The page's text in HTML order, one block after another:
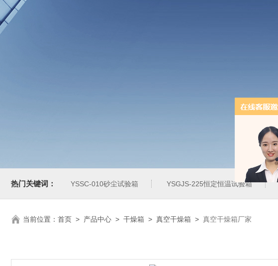
热门关键词： YSSC-010砂尘试验箱 YSGJS-225恒定恒温试验箱
当前位置： 首页 > 产品中心 > 干燥箱 > 真空干燥箱 > 真空干燥箱厂家